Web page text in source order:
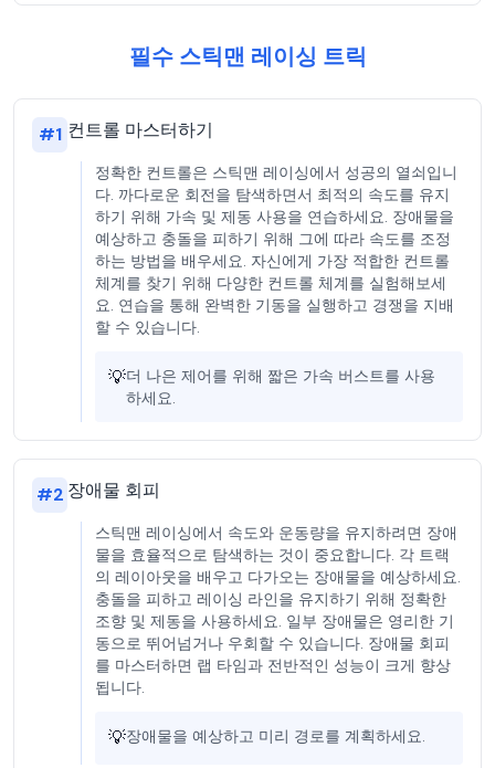
필수 스틱맨 레이싱 트릭
#1 컨트롤 마스터하기
정확한 컨트롤은 스틱맨 레이싱에서 성공의 열쇠입니
다. 까다로운 회전을 탐색하면서 최적의 속도를 유지
하기 위해 가속 및 제동 사용을 연습하세요. 장애물을
예상하고 충돌을 피하기 위해 그에 따라 속도를 조정
하는 방법을 배우세요. 자신에게 가장 적합한 컨트롤
체계를 찾기 위해 다양한 컨트롤 체계를 실험해보세
요. 연습을 통해 완벽한 기동을 실행하고 경쟁을 지배
할 수 있습니다.
💡더 나은 제어를 위해 짧은 가속 버스트를 사용
하세요.
#2 장애물 회피
스틱맨 레이싱에서 속도와 운동량을 유지하려면 장애
물을 효율적으로 탐색하는 것이 중요합니다. 각 트랙
의 레이아웃을 배우고 다가오는 장애물을 예상하세요.
충돌을 피하고 레이싱 라인을 유지하기 위해 정확한
조향 및 제동을 사용하세요. 일부 장애물은 영리한 기
동으로 뛰어넘거나 우회할 수 있습니다. 장애물 회피
를 마스터하면 랩 타임과 전반적인 성능이 크게 향상
됩니다.
💡장애물을 예상하고 미리 경로를 계획하세요.